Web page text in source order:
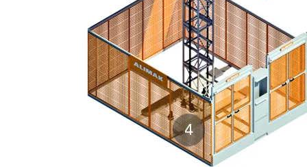
1.5 x 3.5–3.9 m (宽 x 长)
2,600–3,200 kg
0–54 m/min
ALIMAK SCANDO 650 FC /39-46 ext.
1.5 x 3.9–4.6 m (宽 x 长)